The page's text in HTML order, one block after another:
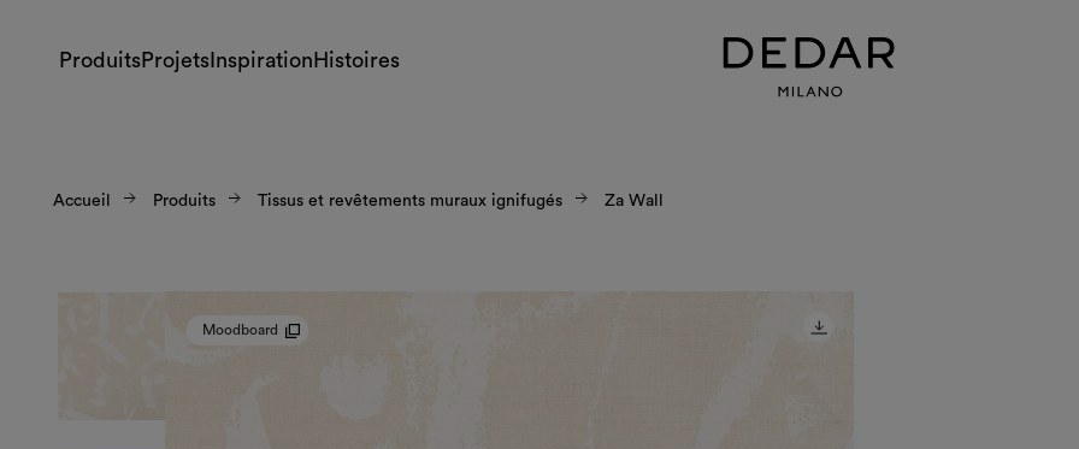
ProduitsProjets Inspiration Histoires
Accueil Produits Tissus et revêtements muraux ignifugés Za Wall
Moodboard